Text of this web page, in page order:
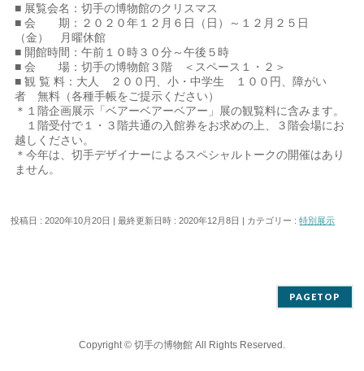
■ 展覧会名：切手の博物館のクリスマス
■ 会 期：２０２０年１２月６日（日）～１２月２５日
（金） 月曜休館
■ 開館時間：午前１０時３０分～午後５時
■ 会 場：切手の博物館３階 ＜スペース１・２＞
■ 観 覧 料：大人 ２００円、小・中学生 １００円、障がい
者 無料（各種手帳をご提示ください）
＊１階企画展示「ベアーベアーベアー」展の観覧料に含みます。
１階受付で１・３階共通の入館券をお求めの上、３階会場にお
越しください。
＊今年は、切手デザイナーによるスペシャルトークの開催はあり
ません。
投稿日 : 2020年10月20日 最終更新日時 : 2020年12月8日 カテゴリー :特別展示
PAGETOP
Copyright © 切手の博物館All Rights Reserved.